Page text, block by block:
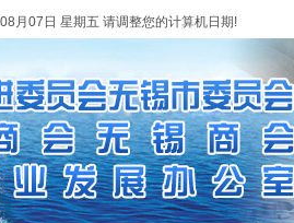
月07日 星期五 请调整您的计算机日期!